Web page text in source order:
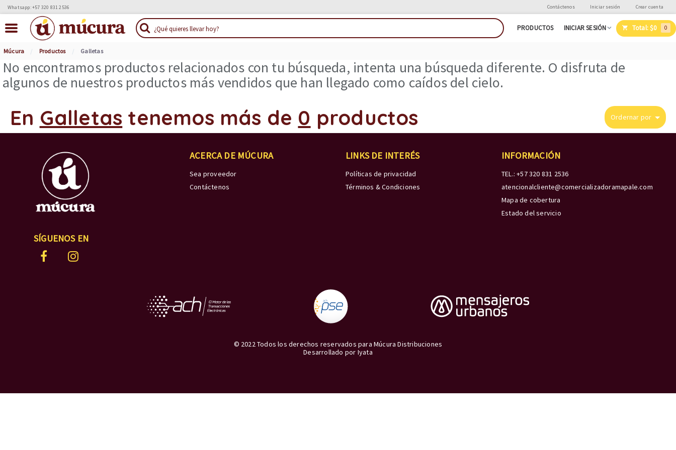
Whatsapp: +57 320 831 2536 Contáctenos Iniciar sesión Crear cuenta
PRODUCTOS INICIAR SESIÓN Total:$0 0
Múcura Productos Galletas
No encontramos productos relacionados con tu búsqueda, intenta una búsqueda diferente. O disfruta de
algunos de nuestros productos más vendidos que han llegado como caídos del cielo.
En Galletas tenemos más de 0 productos Ordernar por
SÍGUENOS EN
ACERCA DE MÚCURA
Sea proveedor
Contáctenos
LINKS DE INTERÉS
Políticas de privacidad
Términos & Condiciones
INFORMACIÓN
TEL.: +57 320 831 2536
atencionalcliente@comercializadoramapale.com
Mapa de cobertura
Estado del servicio
© 2022 Todos los derechos reservados para Múcura Distribuciones
Desarrollado por Iyata